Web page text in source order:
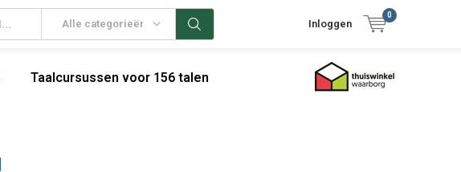
Alle categorieën Inloggen
0
Taalcursussen voor 156 talen